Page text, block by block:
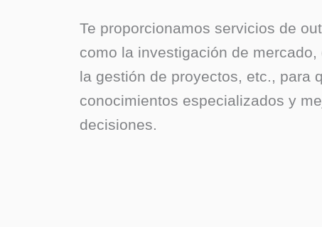
Te proporcionamos servicios de
como la investigación de
la gestión de proyectos, etc., para
conocimientos especializados y
decisiones.